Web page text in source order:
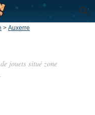
> Auxerre
jouets situé zone